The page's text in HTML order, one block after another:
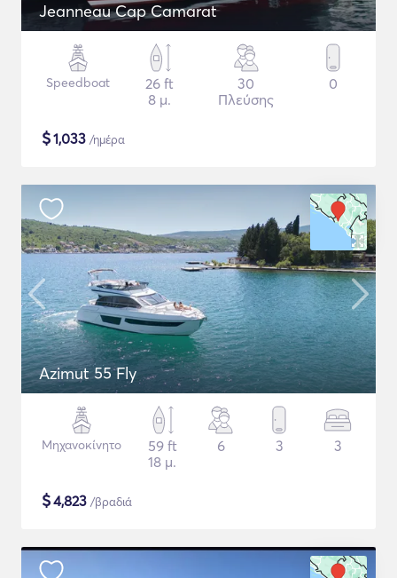
Jeanneau Cap Camarat
Speedboat
26 ft
8 μ.
30
Πλεύσης
0
$1,033 /ημέρα
Azimut 55 Fly
Μηχανοκίνητο
59 ft
18 μ.
6 3 3
$4,823 /βραδιά